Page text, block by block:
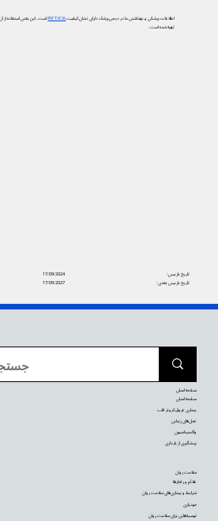
اطلاعات پزشکی و بهداشتی ما در دیجی‌پزشک دارای نشان کیفیتPIF TICKاست. این یعنی استفاده از
تهیه شده است.
17/09/2024
تاریخ بازبینی:
17/09/2027
تاریخ بازبینی بعدی:
سلامت روان
علائم و رفتارها
شرایط و بیماری‌های سلامت روان
خودیاری
توصیه‌‌هایی برای سلامت روان
صفحه اصلی
صفحه اصلی
بیماری عروق کرونر قلب
عمل‌های زیبایی
واکسیناسیون
پیشگیری از بارداری